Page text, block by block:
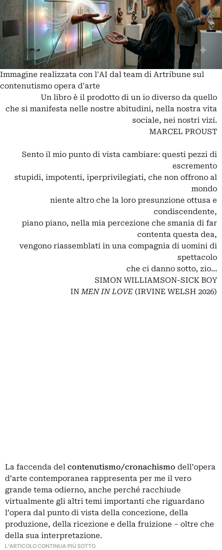
Immagine realizzata con l'AI dal team di Artribune sul
contenutismo opera d'arte
Un libro è il prodotto di un io diverso da quello
che si manifesta nelle nostre abitudini, nella nostra vita
sociale, nei nostri vizi.
MARCEL PROUST
Sento il mio punto di vista cambiare: questi pezzi di
escremento
stupidi, impotenti, iperprivilegiati, che non offrono al
mondo
niente altro che la loro presunzione ottusa e
condiscendente,
piano piano, nella mia percezione che smania di far
contenta questa dea,
vengono riassemblati in una compagnia di uomini di
spettacolo
che ci danno sotto, zio…
SIMON WILLIAMSON-SICK BOY
INMEN IN LOVE (IRVINE WELSH 2026)
La faccenda del contenutismo/cronachismo dell’opera
d’arte contemporanea rappresenta per me il vero
grande tema odierno, anche perché racchiude
virtualmente gli altri temi importanti che riguardano
l’opera dal punto di vista della concezione, della
produzione, della ricezione e della fruizione – oltre che
della sua interpretazione.
L'ARTICOLO CONTINUA PIÙ SOTTO